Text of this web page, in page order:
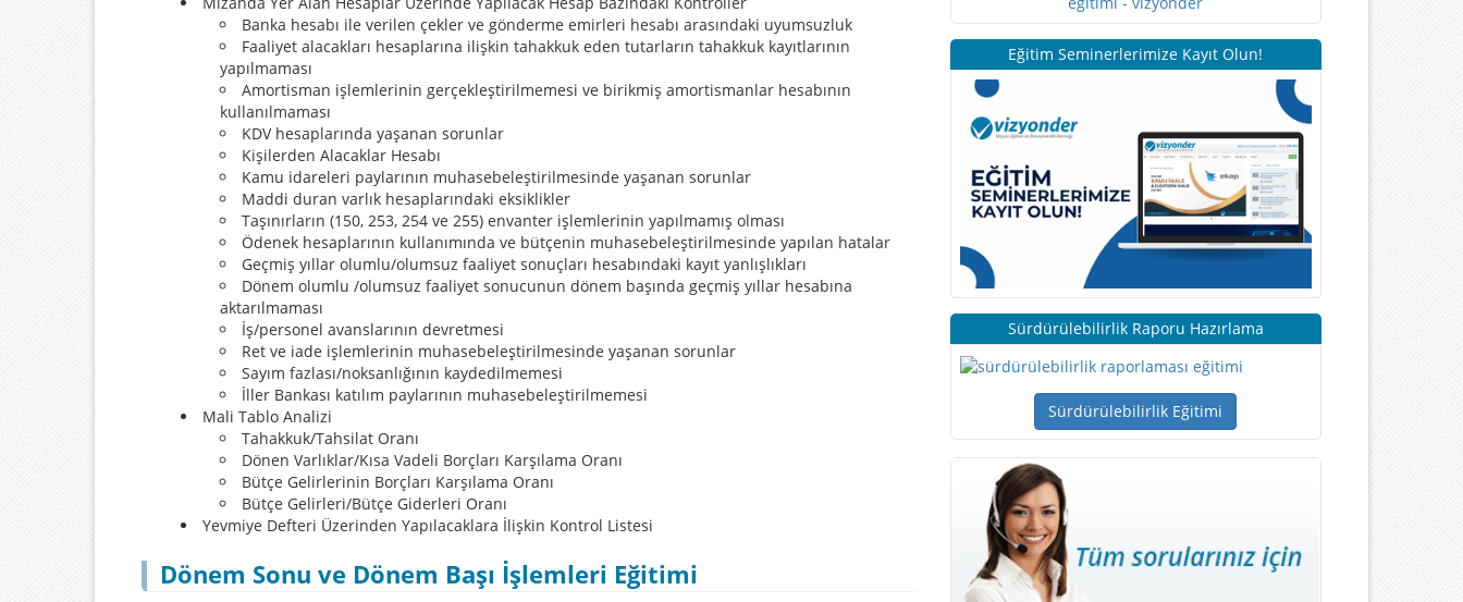
Banka hesabı ile verilen çekler ve gönderme emirleri hesabı arasındaki uyumsuzluk
Faaliyet alacakları hesaplarına ilişkin tahakkuk eden tutarların tahakkuk kayıtlarının
yapılmaması
Amortisman işlemlerinin gerçekleştirilmemesi ve birikmiş amortismanlar hesabının
kullanılmaması
KDV hesaplarında yaşanan sorunlar
Kişilerden Alacaklar Hesabı
Kamu idareleri paylarının muhasebeleştirilmesinde yaşanan sorunlar
Maddi duran varlık hesaplarındaki eksiklikler
Taşınırların (150, 253, 254 ve 255) envanter işlemlerinin yapılmamış olması
Ödenek hesaplarının kullanımında ve bütçenin muhasebeleştirilmesinde yapılan hatalar
Geçmiş yıllar olumlu/olumsuz faaliyet sonuçları hesabındaki kayıt yanlışlıkları
Dönem olumlu /olumsuz faaliyet sonucunun dönem başında geçmiş yıllar hesabına
aktarılmaması
İş/personel avanslarının devretmesi
Ret ve iade işlemlerinin muhasebeleştirilmesinde yaşanan sorunlar
Sayım fazlası/noksanlığının kaydedilmemesi
İller Bankası katılım paylarının muhasebeleştirilmemesi
Mali Tablo Analizi
Tahakkuk/Tahsilat Oranı
Dönen Varlıklar/Kısa Vadeli Borçları Karşılama Oranı
Bütçe Gelirlerinin Borçları Karşılama Oranı
Bütçe Gelirleri/Bütçe Giderleri Oranı
Yevmiye Defteri Üzerinden Yapılacaklara İlişkin Kontrol Listesi
Dönem Sonu ve Dönem Başı İşlemleri Eğitimi
Eğitim Seminerlerimize Kayıt Olun!
Sürdürülebilirlik Raporu Hazırlama
Sürdürülebilirlik Eğitimi